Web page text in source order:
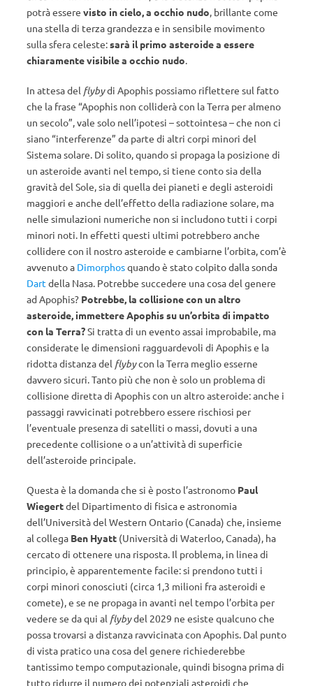
potrà essere visto in cielo, a occhio nudo, brillante come
una stella di terza grandezza e in sensibile movimento
sulla sfera celeste:sarà il primo asteroide a essere
chiaramente visibile a occhio nudo.
In attesa del flybydi Apophis possiamo riflettere sul fatto
che la frase “Apophis non colliderà con la Terra per almeno
un secolo”, vale solo nell’ipotesi – sottointesa – che non ci
siano “interferenze” da parte di altri corpi minori del
Sistema solare. Di solito, quando si propaga la posizione di
un asteroide avanti nel tempo, si tiene conto sia della
gravità del Sole, sia di quella dei pianeti e degli asteroidi
maggiori e anche dell’effetto della radiazione solare, ma
nelle simulazioni numeriche non si includono tutti i corpi
minori noti. In effetti questi ultimi potrebbero anche
collidere con il nostro asteroide e cambiarne l’orbita, com’è
avvenuto a Dimorphosquando è stato colpito dalla sonda
Dart della Nasa. Potrebbe succedere una cosa del genere
ad Apophis? Potrebbe, la collisione con un altro
asteroide, immettere Apophis su un’orbita di impatto
con la Terra?Si tratta di un evento assai improbabile, ma
considerate le dimensioni ragguardevoli di Apophis e la
ridotta distanza del flybycon la Terra meglio esserne
davvero sicuri. Tanto più che non è solo un problema di
collisione diretta di Apophis con un altro asteroide: anche i
passaggi ravvicinati potrebbero essere rischiosi per
l’eventuale presenza di satelliti o massi, dovuti a una
precedente collisione o a un’attività di superficie
dell’asteroide principale.
Questa è la domanda che si è posto l’astronomo Paul
Wiegertdel Dipartimento di fisica e astronomia
dell’Università del Western Ontario (Canada) che, insieme
al collega Ben Hyatt (Università di Waterloo, Canada), ha
cercato di ottenere una risposta. Il problema, in linea di
principio, è apparentemente facile: si prendono tutti i
corpi minori conosciuti (circa 1,3 milioni fra asteroidi e
comete), e se ne propaga in avanti nel tempo l’orbita per
vedere se da qui al flybydel 2029 ne esiste qualcuno che
possa trovarsi a distanza ravvicinata con Apophis. Dal punto
di vista pratico una cosa del genere richiederebbe
tantissimo tempo computazionale, quindi bisogna prima di
tutto ridurre il numero dei potenziali asteroidi che